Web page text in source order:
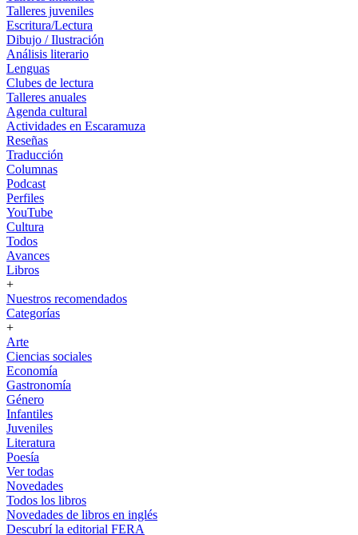
Talleres juveniles
Escritura/Lectura
Dibujo / Ilustración
Análisis literario
Lenguas
Clubes de lectura
Talleres anuales
Agenda cultural
Actividades en Escaramuza
Reseñas
Traducción
Columnas
Podcast
Perfiles
YouTube
Cultura
Todos
Avances
Libros
+
Nuestros recomendados
Categorías
+
Arte
Ciencias sociales
Economía
Gastronomía
Género
Infantiles
Juveniles
Literatura
Poesía
Ver todas
Novedades
Todos los libros
Novedades de libros en inglés
Descubrí la editorial FERA